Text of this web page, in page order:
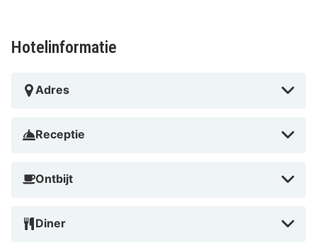
een romantisch uitje of een actieve vakantie in de
nu en ontdek waarom dit hotel geliefd is bij reizigers!
Hotelinformatie
Adres
Receptie
Ontbijt
Diner